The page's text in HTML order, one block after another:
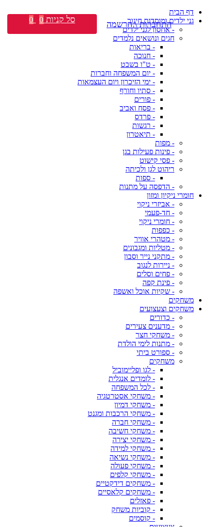
דף הבית
גני ילדים ומוסדות חינוך
- אחסון לגני ילדים
חגים ונושאים נלמדים
- בריאות
- חנוכה
- ט"ו בשבט
- יום המשפחה וחברות
- ימי הזיכרון ויום העצמאות
- סתיו וחורף
- פורים
- פסח ואביב
- פרדס
- רגשות
- תיאטרון
- מפות
- פינות פעילות בגן
- פסי קישוט
ריהוט לגן ולכיתה
- ספות
- הדפסה על מתנות
חומרי ניקיון ומזון
- אביזרי ניקוי
- חד-פעמי
- חומרי ניקוי
- כפפות
- מטהרי אוויר
- מטליות ומגבונים
- מתקני נייר וסבון
- ניירות לנגוב
- פחים וסלים
- פינת קפה
- שקיות אוכל ואשפה
משחקים
משחקים וצעצועים
- כדורים
- מדענים צעירים
- משחקי חצר
- מתנות לימי הולדת
- ספורט ביתי
משחקים
- לגו ופליימוביל
- לומדים אנגלית
- לכל המשפחה
- משחקי אסטרטגיה
- משחקי דמיון
- משחקי הרכבות ומגנט
- משחקי חברה
- משחקי חשיבה
- משחקי יצירה
- משחקי למידה
- משחקי נשיאה
- משחקי פעולה
- משחקי קלפים
- משחקים דידקטיים
- משחקים קלאסיים
- פאזלים
- קוביות משחק
- קוסמים
התחברות \ הרשמה סל קניות 0
0